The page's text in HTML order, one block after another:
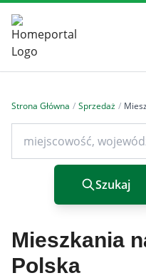
Strona Główna / Sprzedaż /
Szukaj
Mieszkania
Polska